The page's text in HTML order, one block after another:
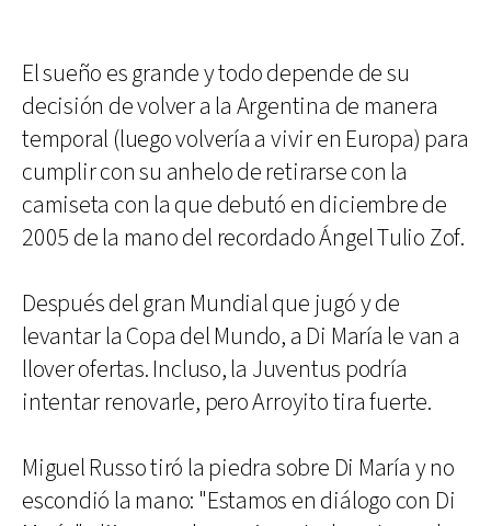
El sueño es grande y todo depende de su
decisión de volver a la Argentina de manera
temporal (luego volvería a vivir en Europa) para
cumplir con su anhelo de retirarse con la
camiseta con la que debutó en diciembre de
2005 de la mano del recordado Ángel Tulio Zof.
Después del gran Mundial que jugó y de
levantar la Copa del Mundo, a Di María le van a
llover ofertas. Incluso, la Juventus podría
intentar renovarle, pero Arroyito tira fuerte.
Miguel Russo tiró la piedra sobre Di María y no
escondió la mano: "Estamos en diálogo con Di